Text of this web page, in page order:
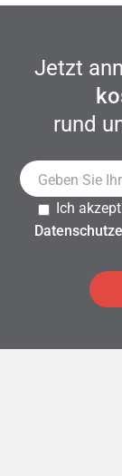
Jetzt
rund
Ich